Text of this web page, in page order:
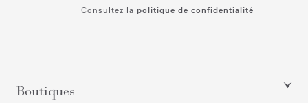
Consultez la politique de confidentialité
Boutiques